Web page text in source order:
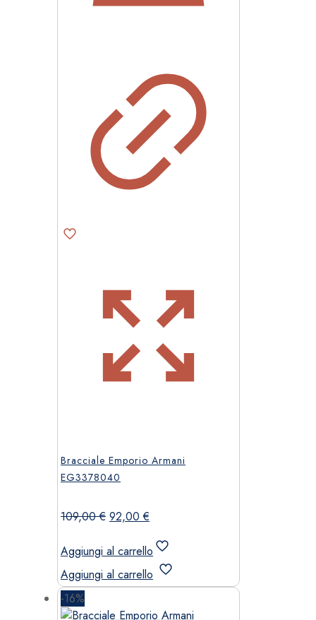
Bracciale Emporio Armani
EG3378040
109,00€ Il
originale
era:
109,00 €.
92,00€
attuale
92,00 €.
Aggiungi al carrello
Aggiungi al carrello
-16%